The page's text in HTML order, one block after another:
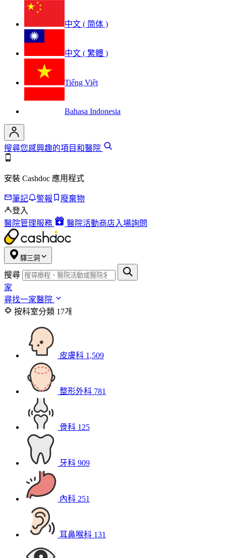
中文 ( 简体 )
中文 ( 繁體 )
Tiếng Việt
Bahasa Indonesia
搜尋您感興趣的項目和醫院
安裝 Cashdoc 應用程式
筆記 警報
廢棄物
登入
醫院管理服務
醫院活動商店入場詢問
驛三洞
搜尋
家
尋找一家醫院
按科室分類 17개
皮膚科 1,509
整形外科 781
骨科 125
牙科 909
內科 251
耳鼻喉科 131